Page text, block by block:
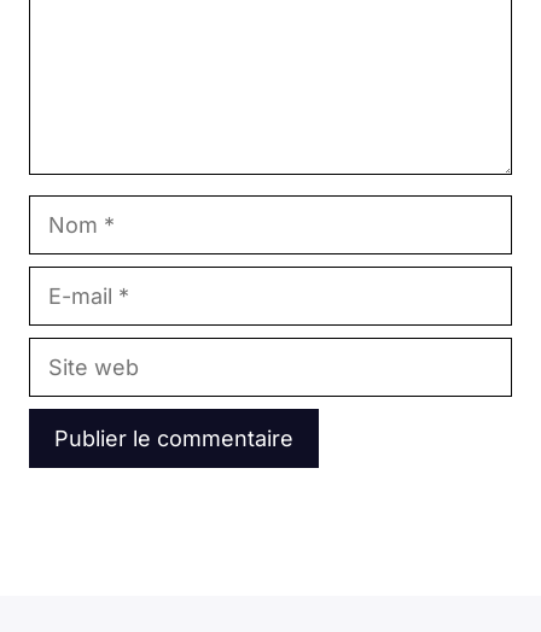
Site
web